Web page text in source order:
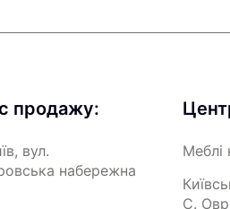
продажу:
вул.
набережна
Меблі
С.